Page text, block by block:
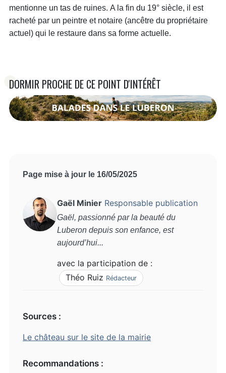
mentionne un tas de ruines. A la fin du 19° siècle, il est
racheté par un peintre et notaire (ancêtre du propriétaire
actuel) qui le restaure dans sa forme actuelle.
DORMIR PROCHE DE CE POINT D'INTÉRÊT
Page mise à jour le 16/05/2025
Gaël Minier Responsable publication
Gaël, passionné par la beauté du
Luberon depuis son enfance, est
aujourd’hui...
avec la participation de :
Théo Ruiz Rédacteur
Sources :
Le château sur le site de la mairie
Recommandations :